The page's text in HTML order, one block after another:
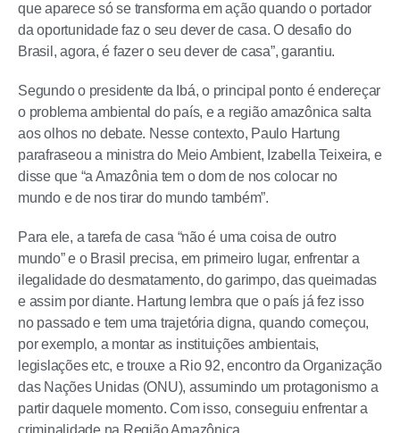
que aparece só se transforma em ação quando o portador
da oportunidade faz o seu dever de casa. O desafio do
Brasil, agora, é fazer o seu dever de casa”, garantiu.
Segundo o presidente da Ibá, o principal ponto é endereçar
o problema ambiental do país, e a região amazônica salta
aos olhos no debate. Nesse contexto, Paulo Hartung
parafraseou a ministra do Meio Ambient, Izabella Teixeira, e
disse que “a Amazônia tem o dom de nos colocar no
mundo e de nos tirar do mundo também”.
Para ele, a tarefa de casa “não é uma coisa de outro
mundo” e o Brasil precisa, em primeiro lugar, enfrentar a
ilegalidade do desmatamento, do garimpo, das queimadas
e assim por diante. Hartung lembra que o país já fez isso
no passado e tem uma trajetória digna, quando começou,
por exemplo, a montar as instituições ambientais,
legislações etc, e trouxe a Rio 92, encontro da Organização
das Nações Unidas (ONU), assumindo um protagonismo a
partir daquele momento. Com isso, conseguiu enfrentar a